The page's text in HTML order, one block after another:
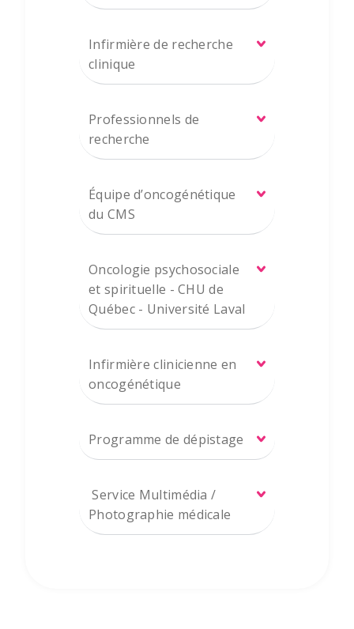
Infirmière de recherche
clinique
Professionnels de
recherche
Équipe d’oncogénétique
du CMS
Oncologie psychosociale
et spirituelle - CHU de
Québec - Université Laval
Infirmière clinicienne en
oncogénétique
Programme de dépistage
Service Multimédia /
Photographie médicale